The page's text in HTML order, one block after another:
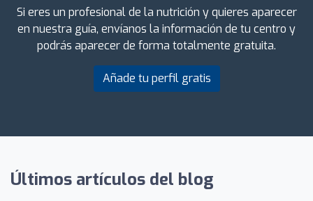
Si eres un profesional de la nutrición y quieres aparecer
en nuestra guía, envíanos la información de tu centro y
podrás aparecer de forma totalmente gratuita.
Añade tu perfil gratis
Últimos artículos del blog